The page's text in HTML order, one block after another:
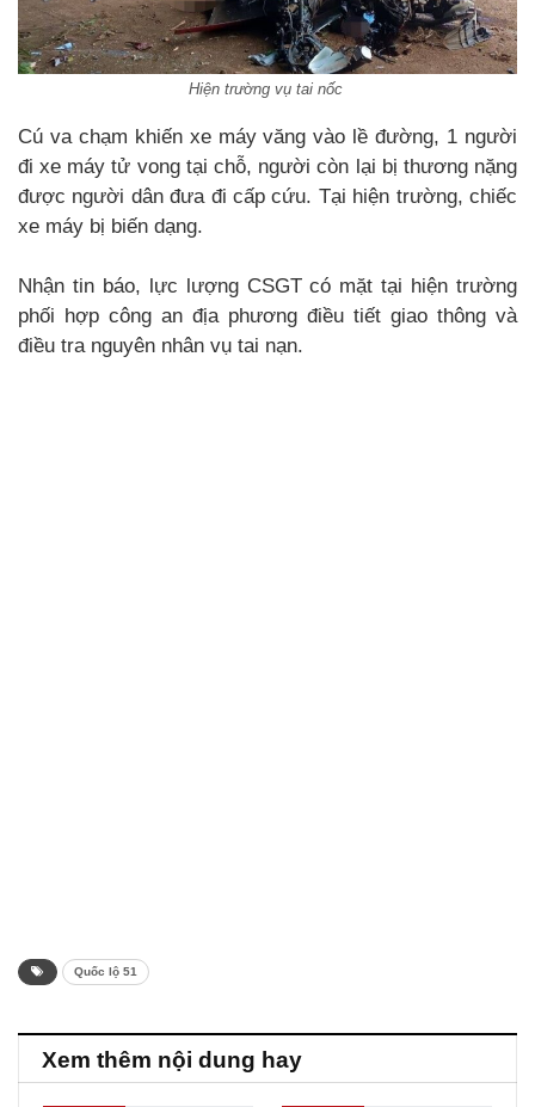
Hiện trường vụ tai nốc
Cú va chạm khiến xe máy văng vào lề đường, 1 người
đi xe máy tử vong tại chỗ, người còn lại bị thương nặng
được người dân đưa đi cấp cứu. Tại hiện trường, chiếc
xe máy bị biến dạng.
Nhận tin báo, lực lượng CSGT có mặt tại hiện trường
phối hợp công an địa phương điều tiết giao thông và
điều tra nguyên nhân vụ tai nạn.
Quốc lộ 51
Xem thêm nội dung hay